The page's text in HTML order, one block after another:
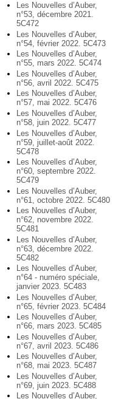
Les Nouvelles d’Auber,
n°53, décembre 2021.
5C472
Les Nouvelles d’Auber,
n°54, février 2022. 5C473
Les Nouvelles d’Auber,
n°55, mars 2022. 5C474
Les Nouvelles d’Auber,
n°56, avril 2022. 5C475
Les Nouvelles d’Auber,
n°57, mai 2022. 5C476
Les Nouvelles d’Auber,
n°58, juin 2022. 5C477
Les Nouvelles d’Auber,
n°59, juillet-août 2022.
5C478
Les Nouvelles d’Auber,
n°60, septembre 2022.
5C479
Les Nouvelles d’Auber,
n°61, octobre 2022. 5C480
Les Nouvelles d’Auber,
n°62, novembre 2022.
5C481
Les Nouvelles d’Auber,
n°63, décembre 2022.
5C482
Les Nouvelles d’Auber,
n°64 - numéro spéciale,
janvier 2023. 5C483
Les Nouvelles d’Auber,
n°65, février 2023. 5C484
Les Nouvelles d’Auber,
n°66, mars 2023. 5C485
Les Nouvelles d’Auber,
n°67, avril 2023. 5C486
Les Nouvelles d’Auber,
n°68, mai 2023. 5C487
Les Nouvelles d’Auber,
n°69, juin 2023. 5C488
Les Nouvelles d’Auber,